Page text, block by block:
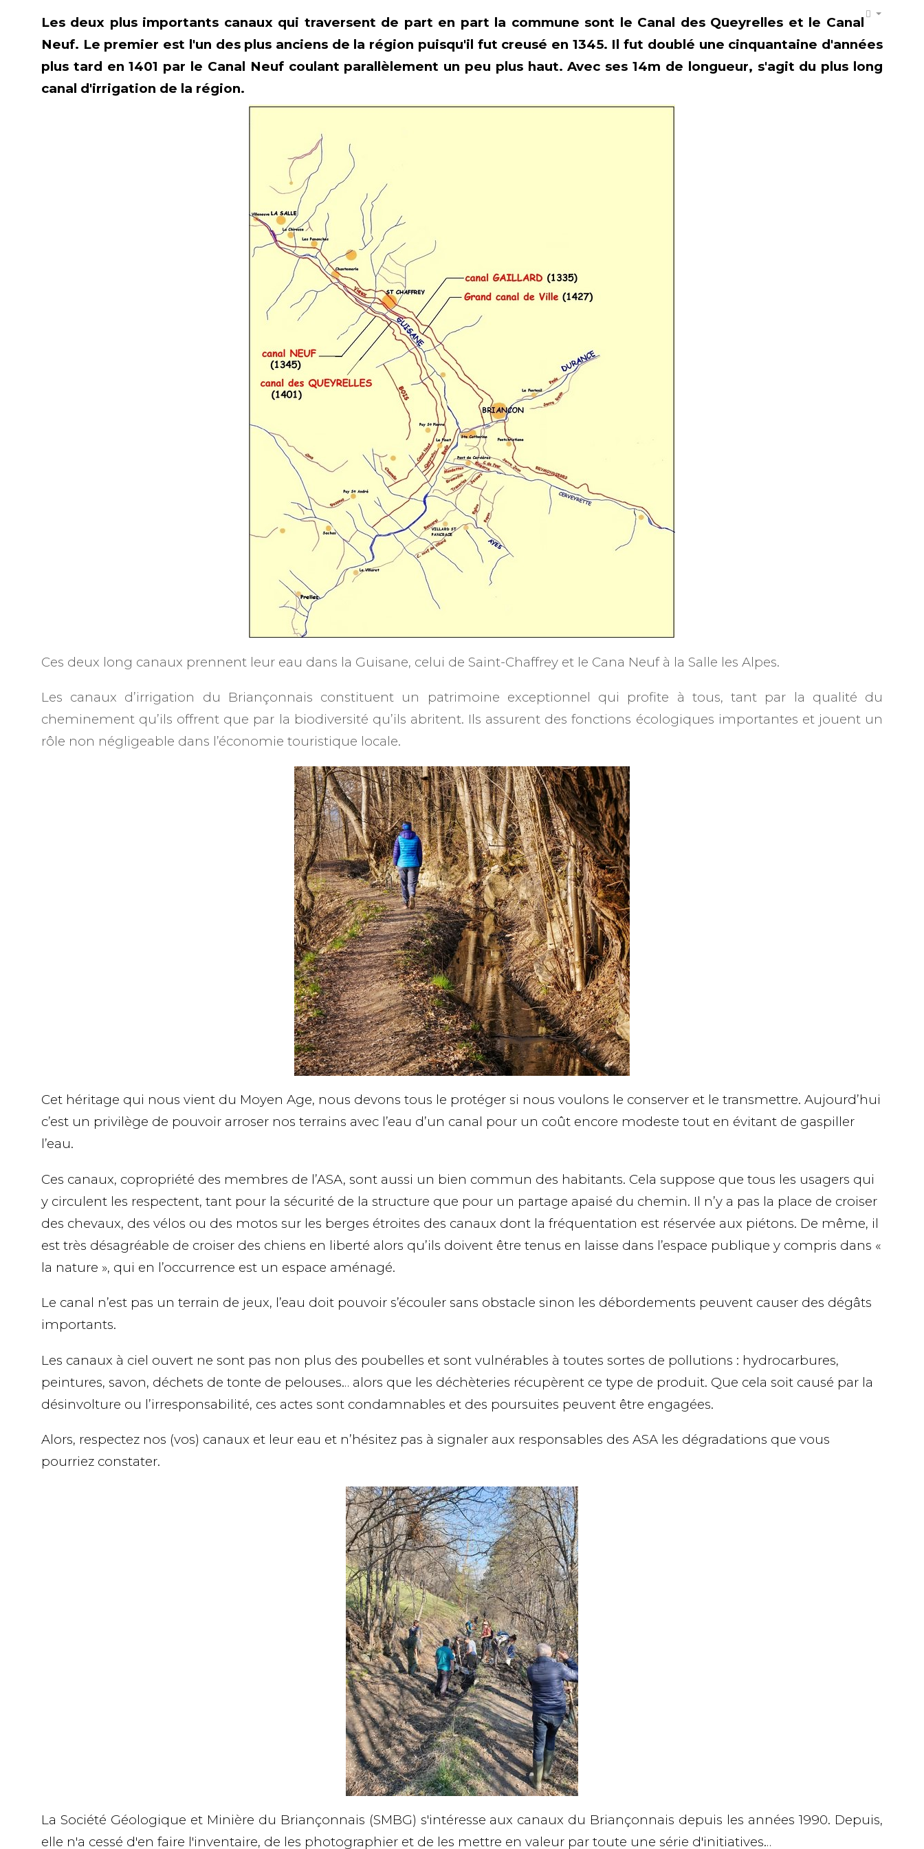
Les deux plus importants canaux qui traversent de part en part la commune sont le Canal des Queyrelles et le Canal
Neuf. Le premier est l'un des plus anciens de la région puisqu'il fut creusé en 1345. Il fut doublé une cinquantaine d'années
plus tard en 1401 par le Canal Neuf coulant parallèlement un peu plus haut. Avec ses 14m de longueur, s'agit du plus long
canal d'irrigation de la région.
Ces deux long canaux prennent leur eau dans la Guisane, celui de Saint-Chaffrey et le Cana Neuf à la Salle les Alpes.
Les canaux d’irrigation du Briançonnais constituent un patrimoine exceptionnel qui profite à tous, tant par la qualité du
cheminement qu’ils offrent que par la biodiversité qu’ils abritent. Ils assurent des fonctions écologiques importantes et jouent un
rôle non négligeable dans l’économie touristique locale.
Cet héritage qui nous vient du Moyen Age, nous devons tous le protéger si nous voulons le conserver et le transmettre. Aujourd’hui
c’est un privilège de pouvoir arroser nos terrains avec l’eau d’un canal pour un coût encore modeste tout en évitant de gaspiller
l’eau.
Ces canaux, copropriété des membres de l’ASA, sont aussi un bien commun des habitants. Cela suppose que tous les usagers qui
y circulent les respectent, tant pour la sécurité de la structure que pour un partage apaisé du chemin. Il n’y a pas la place de croiser
des chevaux, des vélos ou des motos sur les berges étroites des canaux dont la fréquentation est réservée aux piétons. De même, il
est très désagréable de croiser des chiens en liberté alors qu’ils doivent être tenus en laisse dans l’espace publique y compris dans «
la nature », qui en l’occurrence est un espace aménagé.
Le canal n’est pas un terrain de jeux, l’eau doit pouvoir s’écouler sans obstacle sinon les débordements peuvent causer des dégâts
importants.
Les canaux à ciel ouvert ne sont pas non plus des poubelles et sont vulnérables à toutes sortes de pollutions : hydrocarbures,
peintures, savon, déchets de tonte de pelouses… alors que les déchèteries récupèrent ce type de produit. Que cela soit causé par la
désinvolture ou l’irresponsabilité, ces actes sont condamnables et des poursuites peuvent être engagées.
Alors, respectez nos (vos) canaux et leur eau et n’hésitez pas à signaler aux responsables des ASA les dégradations que vous
pourriez constater.
La Société Géologique et Minière du Briançonnais (SMBG) s'intéresse aux canaux du Briançonnais depuis les années 1990. Depuis,
elle n'a cessé d'en faire l'inventaire, de les photographier et de les mettre en valeur par toute une série d'initiatives…